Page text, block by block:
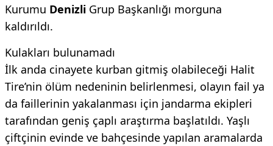
Kurumu Denizli Grup Başkanlığı morguna
kaldırıldı.
Kulakları bulunamadı
İlk anda cinayete kurban gitmiş olabileceği Halit
Tire’nin ölüm nedeninin belirlenmesi, olayın fail ya
da faillerinin yakalanması için jandarma ekipleri
tarafından geniş çaplı araştırma başlatıldı. Yaşlı
çiftçinin evinde ve bahçesinde yapılan aramalarda